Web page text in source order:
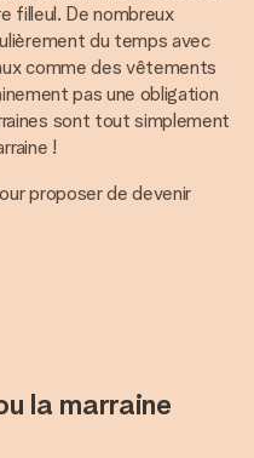
filleul. De nombreux
du temps avec
comme des vêtements
pas une obligation
sont tout simplement
!
proposer de devenir
la marraine